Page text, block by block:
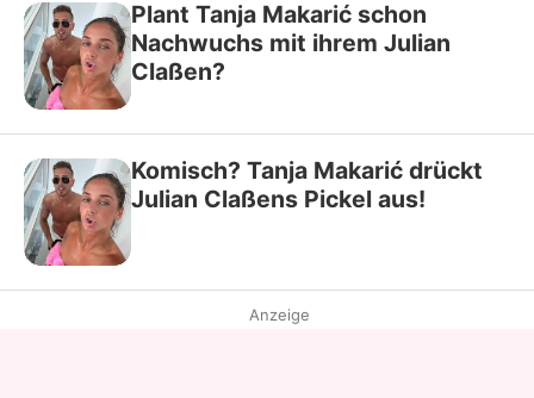
Plant Tanja Makarić schon
Nachwuchs mit ihrem Julian
Claßen?
Komisch? Tanja Makarić drückt
Julian Claßens Pickel aus!
Anzeige